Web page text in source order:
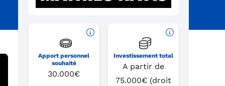
Apport personnel
souhaité
30.000€
Investissement total
A partir de
75.000€ (droit